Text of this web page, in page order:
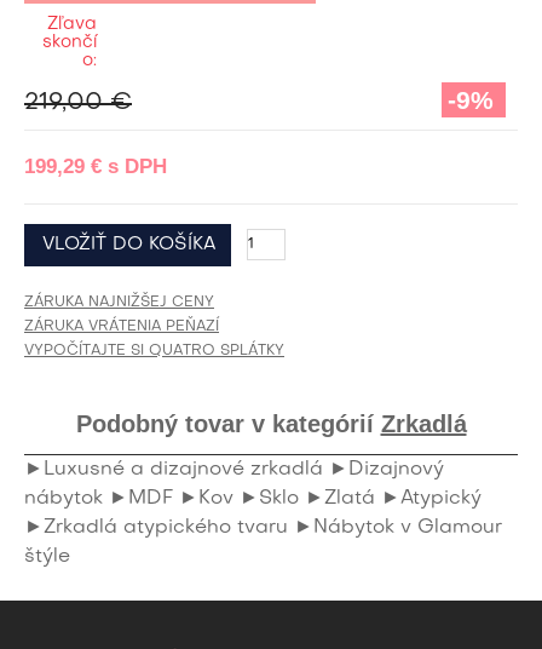
Zľava
skončí
o:
-9%
199,29 € s DPH
219,00 €
ZÁRUKA NAJNIŽŠEJ CENY
ZÁRUKA VRÁTENIA PEŇAZÍ
VYPOČÍTAJTE SI QUATRO SPLÁTKY
Podobný tovar v kategórií Zrkadlá
►Luxusné a dizajnové zrkadlá ►Dizajnový
nábytok ►MDF ►Kov ►Sklo ►Zlatá ►Atypický
►Zrkadlá atypického tvaru ►Nábytok v Glamour
štýle